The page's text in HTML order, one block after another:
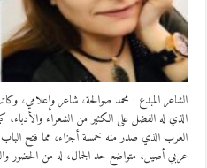
الشاعر المبدع : محمد صوالحة، شاعر
الذي له الفضل على الكثير من الشعراء
العرب الذي صدر منه خمسة أجزاء، مما فتح
عربي أصيل، متواضع حد الجمال، له من الحضور